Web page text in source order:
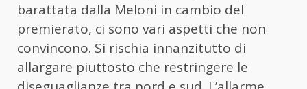
barattata dalla Meloni in cambio del
premierato, ci sono vari aspetti che non
convincono. Si rischia innanzitutto di
allargare piuttosto che restringere le